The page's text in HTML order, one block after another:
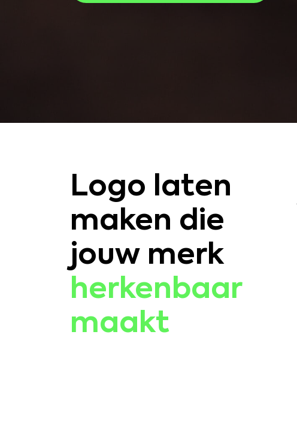
Logo laten
maken die
jouw merk
herkenbaar
maakt